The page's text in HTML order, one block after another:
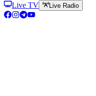
Live TV
Live Radio